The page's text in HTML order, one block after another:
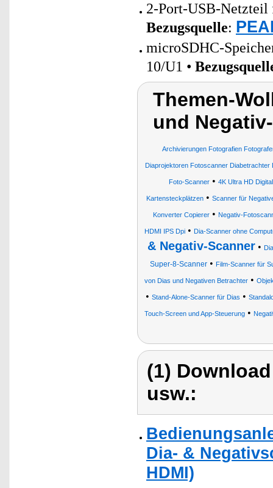
2-Port-USB-Netzteil
Bezugsquelle:
microSDHC-
10/U1 •
Themen-
und
Archivierungen Fotografien
Diaprojektoren Fotoscanner Diabetrachter
Foto-Scanner• 4K Ultra HD
Kartensteckplätzen • Scanner für
Konverter Copierer• Negativ-
HDMI IPS Dpi• Dia-Scanner ohne
& Negativ-Scanner •
Super-8-Scanner• Film-Scanner für
von Dias und Negativen Betrachter •
• Stand-Alone-Scanner für Dias •
Touch-Screen und App-Steuerung•
(1)
usw.:
Dia- &
HDMI)